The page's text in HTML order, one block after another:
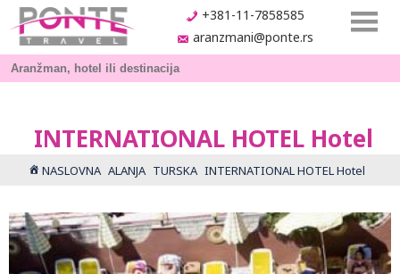
+381-11-7858585
aranzmani@ponte.rs
INTERNATIONAL HOTEL Hotel
NASLOVNA ALANJA TURSKA INTERNATIONAL HOTEL Hotel